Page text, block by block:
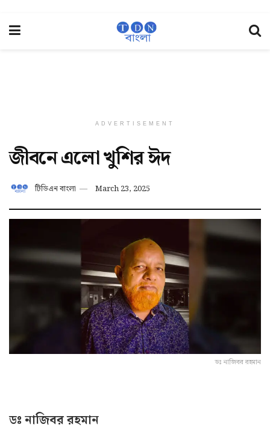
ADVERTISEMENT
জীবনে এলো খুশির ঈদ
টিডিএন বাংলা March 23, 2025
ডঃ নাজিবর রহমান
ডঃ নাজিবর রহমান